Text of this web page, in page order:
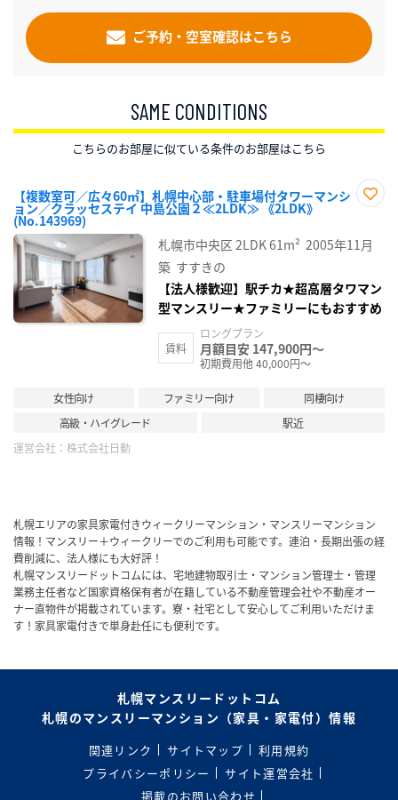
ご予約・空室確認はこちら
SAME CONDITIONS
こちらのお部屋に似ている条件のお部屋はこちら
【複数室可／広々60㎡】札幌中心部・駐車場付タワーマンシ
ョン／クラッセステイ 中島公園２≪2LDK≫ 《2LDK》
(No.143969)
り登
録
札幌市中央区 2LDK61m² 2005年11月
築 すすきの
【法人様歓迎】駅チカ★超高層タワマン
型マンスリー★ファミリーにもおすすめ
賃料
ロングプラン
月額目安 147,900円～
初期費用他 40,000円～
女性向け ファミリー向け
同棲向け
高級・ハイグレード
駅近
運営会社： 株式会社日動
札幌エリアの家具家電付きウィークリーマンション・マンスリーマンション
情報！マンスリー＋ウィークリーでのご利用も可能です。連泊・長期出張の経
費削減に、法人様にも大好評！
札幌マンスリードットコムには、宅地建物取引士・マンション管理士・管理
業務主任者など国家資格保有者が在籍している不動産管理会社や不動産オー
ナー直物件が掲載されています。寮・社宅として安心してご利用いただけま
す！家具家電付きで単身赴任にも便利です。
札幌マンスリードットコム
札幌のマンスリーマンション（家具・家電付）情報
関連リンク サイトマップ
利用規約
プライバシーポリシー
サイト運営会社
掲載のお問い合わせ